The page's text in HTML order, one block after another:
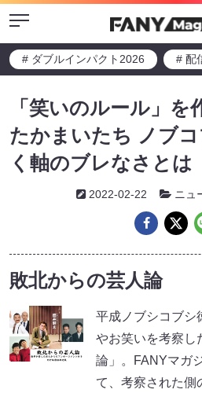
Menu
# ダブルインパクト2026 # 配
「笑いのルール」を
たかまいたち ノブ
く軸のブレなさとは
2022-02-22 ニュ
敗北からの芸人論
平成ノブシコブシ
やお笑いを考察し
論」。FANYマガ
て、考察された側